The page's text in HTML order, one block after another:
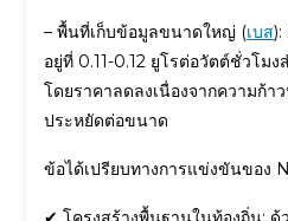
– พื้นที่เก็บข้อมูลขนาดใหญ่ (เบส
อยู่ที่ 0.11-0.12 ยูโรต่อวัตต์ชั่วโม
โดยราคาลดลงเนื่องจากความก้า
ประหยัดต่อขนาด
ข้อได้เปรียบทางการแข่งขันของ